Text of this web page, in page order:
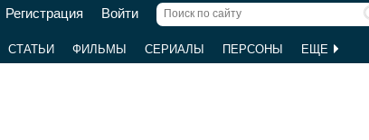
Регистрация Войти
СТАТЬИ ФИЛЬМЫ СЕРИАЛЫ ПЕРСОНЫ ЕЩЕ